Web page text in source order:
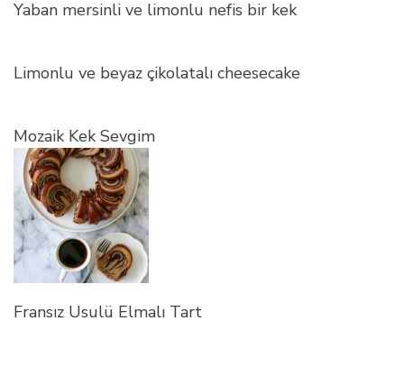
Yaban mersinli ve limonlu nefis bir kek
Limonlu ve beyaz çikolatalı cheesecake
Mozaik Kek Sevgim
Fransız Usulü Elmalı Tart